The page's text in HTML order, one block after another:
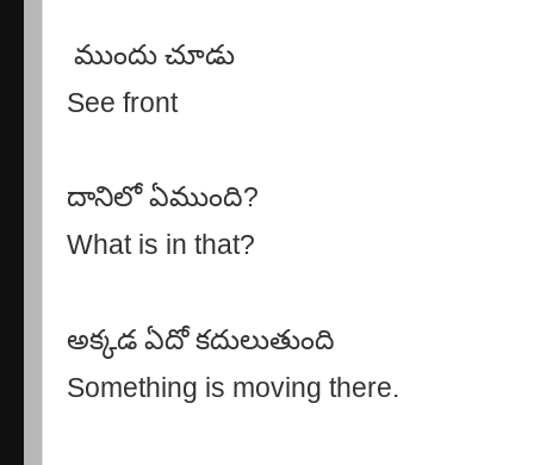
ముందు చూడు
See front
దానిలో ఏముంది?
What is in that?
అక్కడ ఏదో కదులుతుంది
Something is moving there.